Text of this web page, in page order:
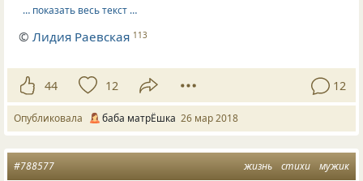
… показать весь текст …
©Лидия Раевская 113
44 12 12
Опубликовала баба матрЁшка 26 мар 2018
жизнь стихи мужик
#788577